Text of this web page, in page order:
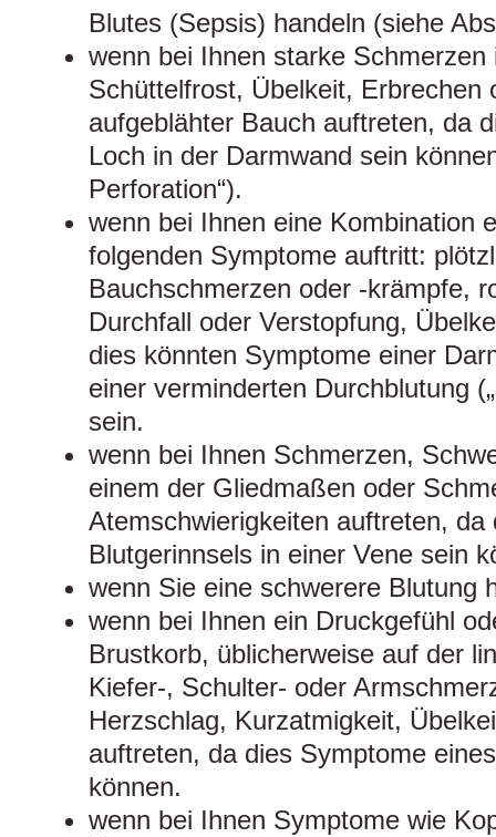
Blutes (Sepsis) handeln (siehe
wenn bei Ihnen starke
Schüttelfrost, Übelkeit, Erbrechen
aufgeblähter Bauch auftreten, da
Loch in der Darmwand sein
Perforation“).
wenn bei Ihnen eine Kombination
folgenden Symptome auftritt:
Bauchschmerzen oder -krämpfe,
Durchfall oder Verstopfung,
dies könnten Symptome einer
einer verminderten Durchblutung
sein.
wenn bei Ihnen Schmerzen,
einem der Gliedmaßen oder
Atemschwierigkeiten auftreten,
Blutgerinnsels in einer Vene sein
wenn Sie eine schwerere Blutung
wenn bei Ihnen ein Druckgefühl
Brustkorb, üblicherweise auf der
Kiefer-, Schulter- oder
Herzschlag, Kurzatmigkeit,
auftreten, da dies Symptome
können.
wenn bei Ihnen Symptome wie